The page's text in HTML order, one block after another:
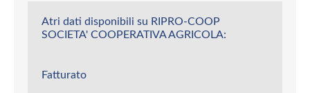
Atri dati disponibili su RIPRO-COOP
SOCIETA' COOPERATIVA AGRICOLA:
Fatturato